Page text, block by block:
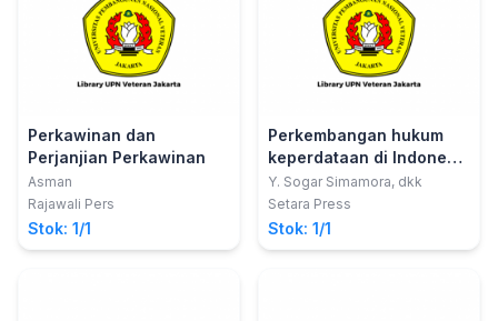
Perkawinan dan
Perjanjian Perkawinan
Asman
Rajawali Pers
Stok: 1/1
Perkembangan hukum
keperdataan di Indonesia
: persembahan HUT ke-
80 tahun Prof. Dr.
Mochammad Isnaeni,
S.H., M.S.
Y. Sogar Simamora, dkk
Setara Press
Stok: 1/1